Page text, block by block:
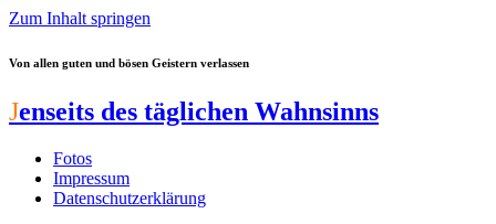
Zum Inhalt springen
Von allen guten und bösen Geistern verlassen
Jenseits des täglichen Wahnsinns
Fotos
Impressum
Datenschutzerklärung